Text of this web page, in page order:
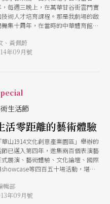
每週三晚上，在萬華甘谷街雲門實
術人才培育課程。那是我劇場的啟
集十周年，在當時的中華體育館演
紅樓夢》，是當年臺北社教館（現
館首演。 一九八四年，雲門到臺
日下午彩排《流雲》，台上都還是
。我坐在觀眾席裡，林老師應該也
，我渾然不知。感覺整個觀眾席似
衣，馬勒第五交響曲流瀉，人影舞
景，對廿多歲的年輕人來說，簡直奢
台只為我一個人演出，當下熱淚盈
樣的幸福感，讓我一路走來，時有
疲。 回想那個年代，臺南文化中
以成為在地文化基地的使命而發
立時，似乎沒有圖書館，卻有國際展
往表演藝術的企圖。 一九八○年
，台北市社教館也才成立一年，接
、黃佩蔚
年09月號
生活節
活零距離的藝術體驗
山1914文化創意產業園區」舉辦的
已邁入第四年，邀集兩百個表演藝
展演、藝術體驗、文化論壇、國際
等四百五十場活動，堪稱
節慶？怎樣誘導鮮少走進劇場的民
魅力？且聽計畫主持人溫慧玟與執
輯部
年09月號